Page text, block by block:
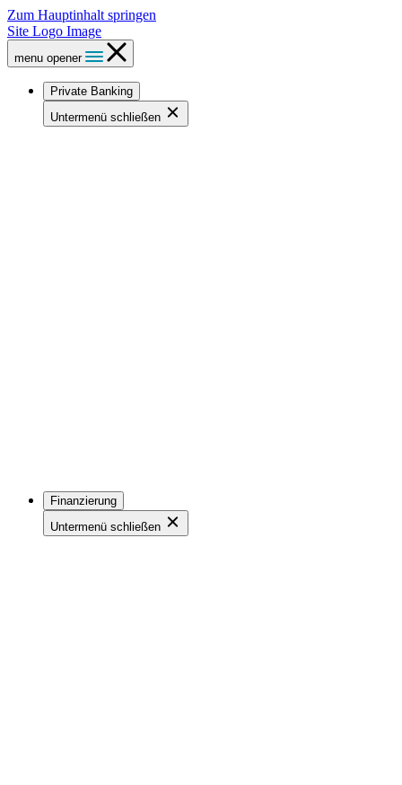
Zum Hauptinhalt springen
Site Logo Image
menu opener
Private Banking
Untermenü schließen
Finanzierung
Untermenü schließen